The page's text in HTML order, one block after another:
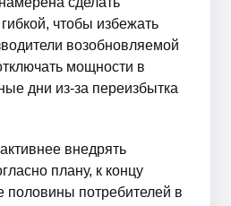
чтобы избежать
возобновляемой
мощности в
дни из-за переизбытка
внедрять
плану, к концу
половины потребителей в